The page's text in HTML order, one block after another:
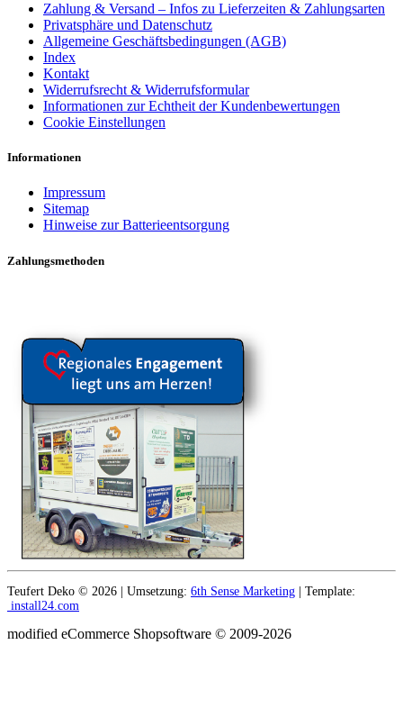
Zahlung & Versand – Infos zu Lieferzeiten & Zahlungsarten
Privatsphäre und Datenschutz
Allgemeine Geschäftsbedingungen (AGB)
Index
Kontakt
Widerrufsrecht & Widerrufsformular
Informationen zur Echtheit der Kundenbewertungen
Cookie Einstellungen
Informationen
Impressum
Sitemap
Hinweise zur Batterieentsorgung
Zahlungsmethoden
Teufert Deko © 2026 | Umsetzung: 6th Sense Marketing | Template:
install24.com
modified eCommerce Shopsoftware © 2009-2026